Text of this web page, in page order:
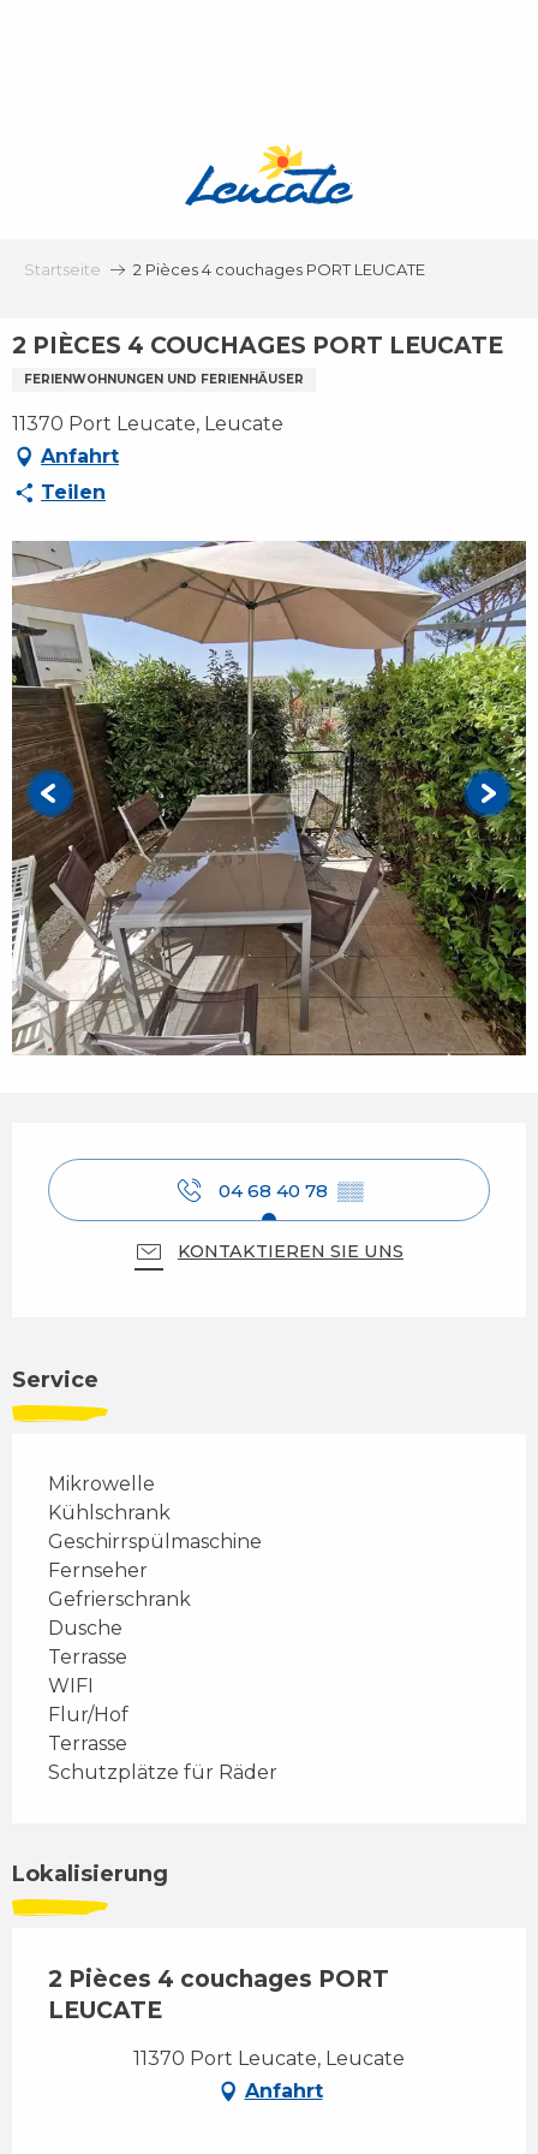
Startseite 2 Pièces 4 couchages PORT LEUCATE
2 PIÈCES 4 COUCHAGES PORT LEUCATE
FERIENWOHNUNGEN UND FERIENHÄUSER
11370 Port Leucate, Leucate
Anfahrt
Teilen
04 68 40 78 ▒▒
KONTAKTIEREN SIE UNS
Service
Mikrowelle
Kühlschrank
Geschirrspülmaschine
Fernseher
Gefrierschrank
Dusche
Terrasse
WIFI
Flur/Hof
Terrasse
Schutzplätze für Räder
Lokalisierung
2 Pièces 4 couchages PORT
LEUCATE
11370 Port Leucate, Leucate
Anfahrt